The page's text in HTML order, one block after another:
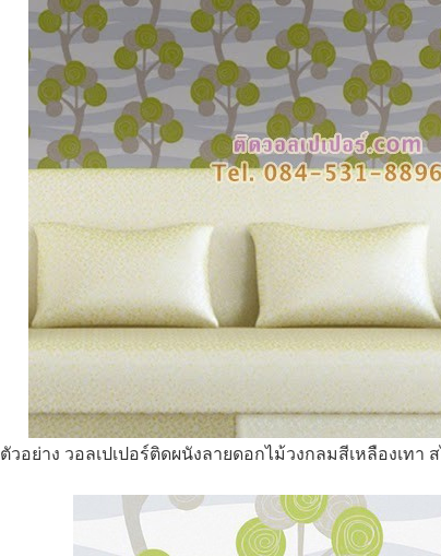
ตัวอย่าง วอลเปเปอร์ติดผนังลายดอกไม้วงกลมสีเหลืองเทา